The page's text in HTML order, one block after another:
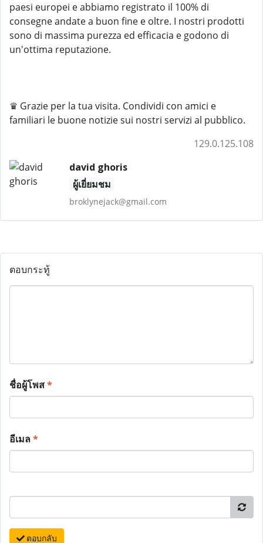
paesi europei e abbiamo registrato il 100% di
consegne andate a buon fine e oltre. I nostri prodotti
sono di massima purezza ed efficacia e godono di
un'ottima reputazione.
♛ Grazie per la tua visita. Condividi con amici e
familiari le buone notizie sui nostri servizi al pubblico.
129.0.125.108
david ghoris
ผู้เยี่ยมชม
broklynejack@gmail.com
ตอบกระทู้
ชื่อผู้โพส*
อีเมล*
ตอบกลับ